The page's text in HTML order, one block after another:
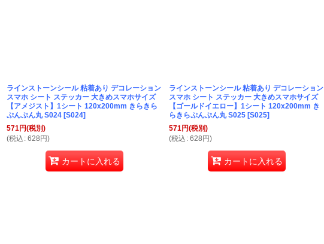
ラインストーンシール 粘着あり デコレーション
スマホ シート ステッカー 大きめスマホサイズ
【アメジスト】1シート 120x200mm きらきら
ぷんぷん丸 S024 [S024]
571円(税別)
(税込 : 628 円)
カートに入れる
ラインストーンシール 粘着あり デコレーション
スマホ シート ステッカー 大きめスマホサイズ
【ゴールドイエロー】1シート 120x200mm き
らきらぷんぷん丸 S025 [S025]
571円(税別)
(税込 : 628 円)
カートに入れる